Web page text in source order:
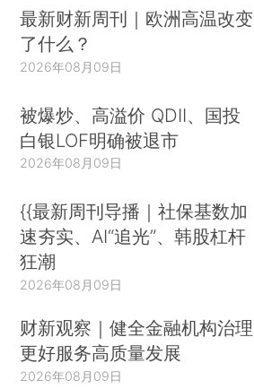
最新财新周刊｜欧洲高温改变
了什么？
2026年08月09日
被爆炒、高溢价 QDII、国投
白银LOF明确被退市
2026年08月09日
{{最新周刊导播｜社保基数加
速夯实、AI“追光”、韩股杠杆
狂潮
2026年08月09日
财新观察｜健全金融机构治理
更好服务高质量发展
2026年08月09日